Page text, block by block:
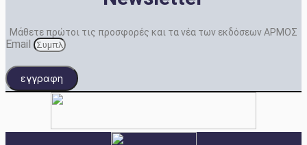
Μάθετε πρώτοι τις προσφορές και τα νέα των εκδόσεων ΑΡΜΟΣ
Email
εγγραφη